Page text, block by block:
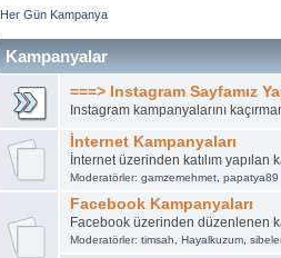
Her Gün Kampanya
Kampanyalar
===> Instagram Sayfamız
Instagram kampanyalarını
İnternet Kampanyaları
İnternet üzerinden katılım yapılan
Moderatörler: gamzemehmet, papatya89
Facebook Kampanyaları
Facebook üzerinden düzenlenen
Moderatörler: timsah Hayalkuzum,